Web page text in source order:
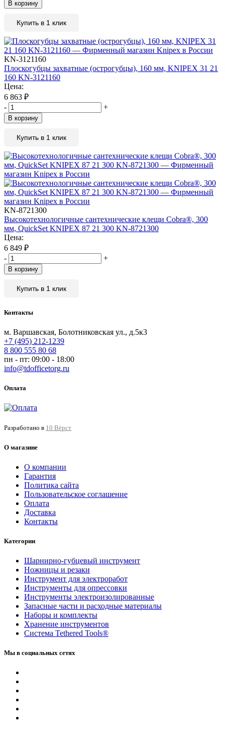
В корзину
Купить в 1 клик
KN-3121160
Плоскогубцы захватные (острогубцы), 160 мм, KNIPEX 31 21
160 KN-3121160
Цена:
6 863 ₽
-
+
В корзину
Купить в 1 клик
KN-8721300
Высокотехнологичные сантехнические клещи Cobra®, 300
мм, QuickSet KNIPEX 87 21 300 KN-8721300
Цена:
6 849 ₽
-
+
В корзину
Купить в 1 клик
Контакты
м. Варшавская, Болотниковская ул., д.5к3
+7 (495) 212-1239
8 800 555 80 68
пн - пт: 09:00 - 18:00
info@tdofficetorg.ru
Оплата
Разработано в 10 Вёрст
О магазине
О компании
Гарантия
Политика сайта
Пользовательское соглашение
Оплата
Доставка
Контакты
Категории
Шарнирно-губцевый инструмент
Ножницы и резаки
Инструмент для электроработ
Инструменты для опрессовки
Инструменты электроизолированные
Запасные части и расходные материалы
Наборы и комплекты
Хранение инс­тру­мен­тов
Система Tethered Tools®
Мы в социальных сетях